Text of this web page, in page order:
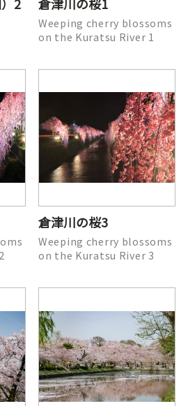
Weeping cherry blossoms
on the Kuratsu River 1
倉津川の桜3
Weeping cherry blossoms
on the Kuratsu River 3